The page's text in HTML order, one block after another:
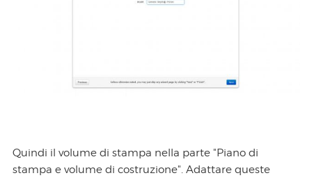
Quindi il volume di stampa nella parte "Piano di
stampa e volume di costruzione". Adattare queste